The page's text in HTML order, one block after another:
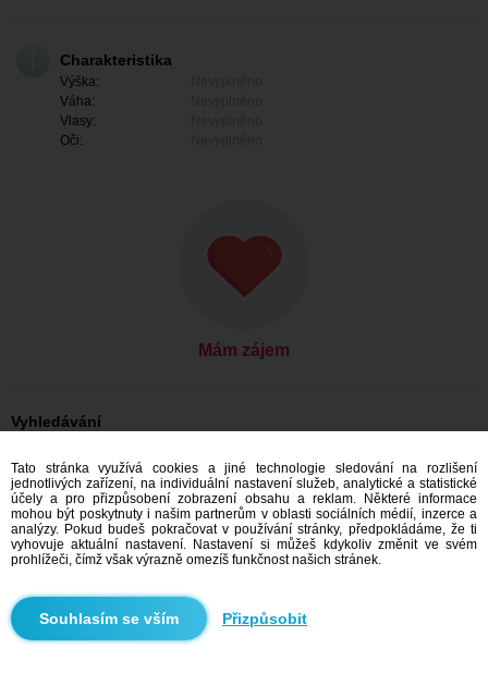
Charakteristika
Výška:
Váha:
Vlasy:
Oči:
Mám zájem
Vyhledávání
On hledá ji: Muži, 36
On hledá ji: Muži, 36 - Česko
On hledá ji: Muži, 36 - Karlovarský kraj
On hledá ji: Muži, 36 - Karlovy Vary
Seznamka Česko
Seznamka Karlovarský kraj
Seznamka Karlovy Vary
Doporučujeme
Tato stránka využívá cookies a jiné technologie sledování na rozlišení
jednotlivých zařízení, na individuální nastavení služeb, analytické a statistické
účely a pro přizpůsobení zobrazení obsahu a reklam. Některé informace
mohou být poskytnuty i našim partnerům v oblasti sociálních médií, inzerce a
analýzy. Pokud budeš pokračovat v používání stránky, předpokládáme, že ti
vyhovuje aktuální nastavení. Nastavení si můžeš kdykoliv změnit ve svém
prohlížeči, čímž však výrazně omezíš funkčnost našich stránek.
Přizpůsobit